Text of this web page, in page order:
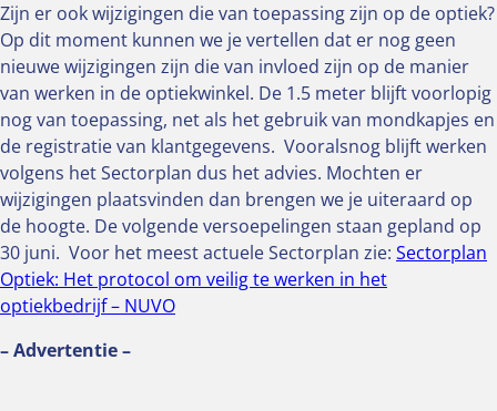
Zijn er ook wijzigingen die van toepassing zijn op de optiek?
Op dit moment kunnen we je vertellen dat er nog geen
nieuwe wijzigingen zijn die van invloed zijn op de manier
van werken in de optiekwinkel. De 1.5 meter blijft voorlopig
nog van toepassing, net als het gebruik van mondkapjes en
de registratie van klantgegevens. Vooralsnog blijft werken
volgens het Sectorplan dus het advies. Mochten er
wijzigingen plaatsvinden dan brengen we je uiteraard op
de hoogte. De volgende versoepelingen staan gepland op
30 juni. Voor het meest actuele Sectorplan zie: Sectorplan
Optiek: Het protocol om veilig te werken in het
optiekbedrijf – NUVO
– Advertentie –